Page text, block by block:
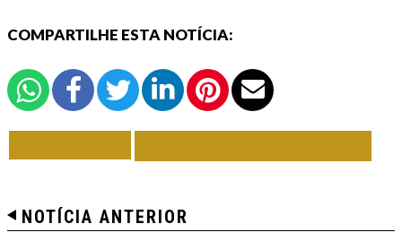
COMPARTILHE ESTA NOTÍCIA:
NOTÍCIA ANTERIOR